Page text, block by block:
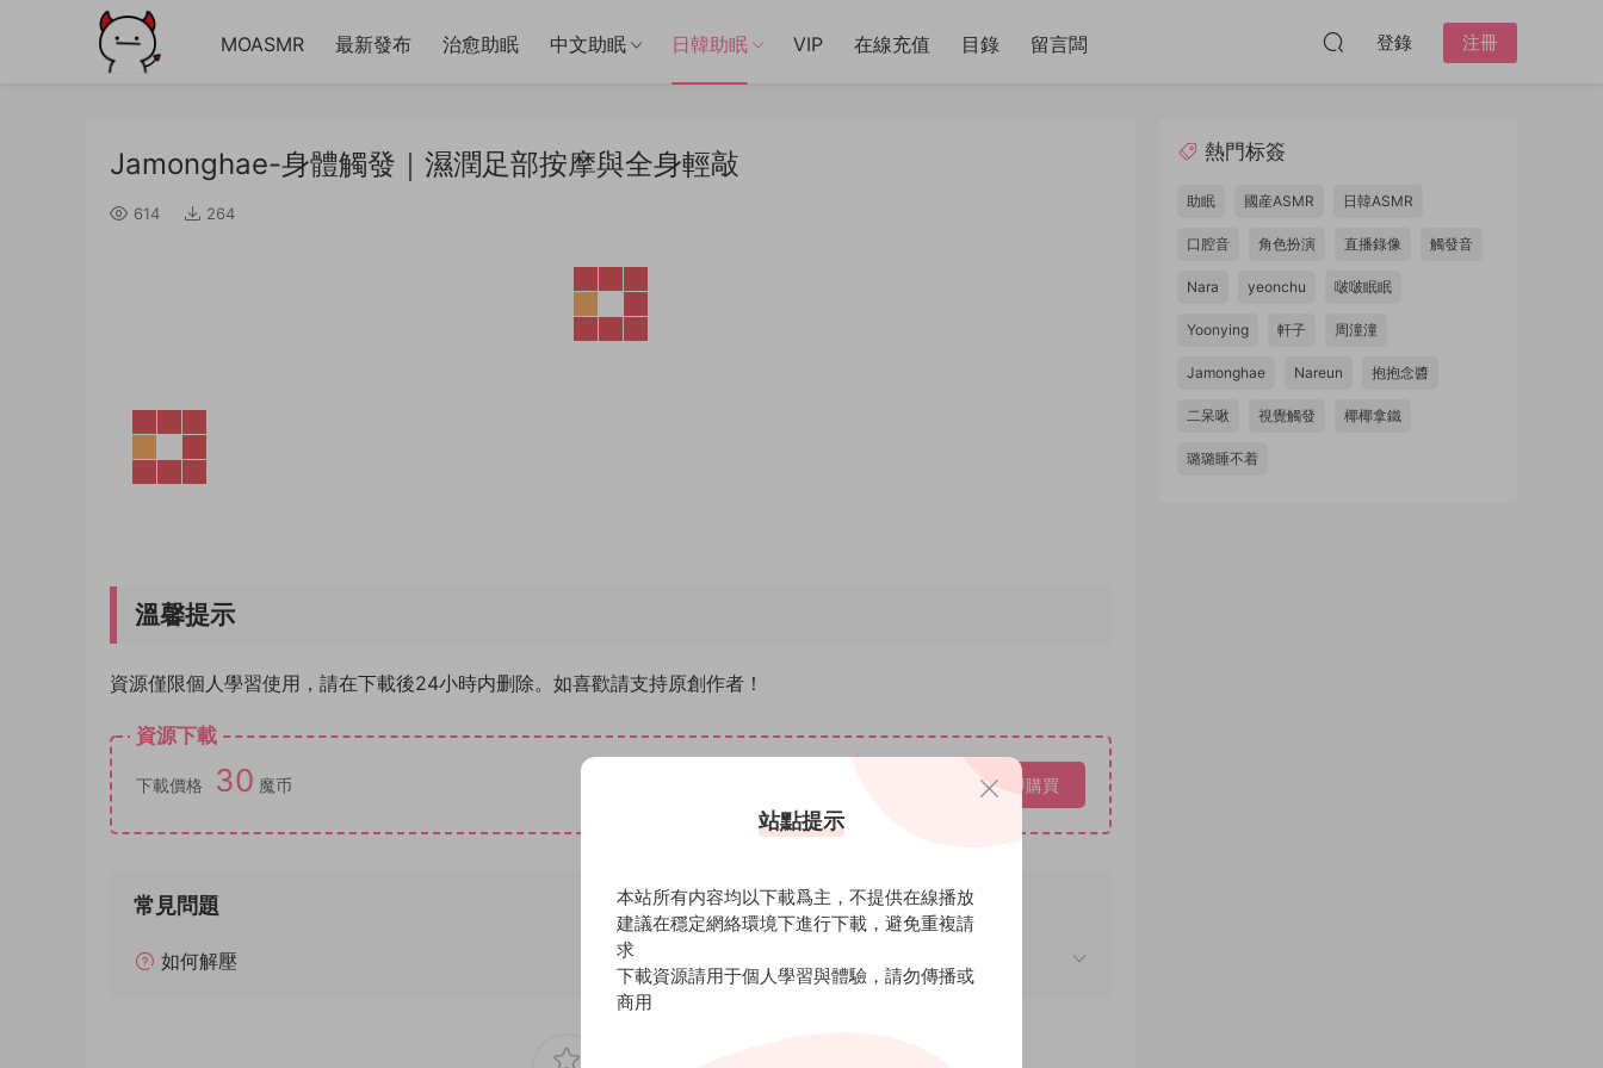
MOASMR 最新發布 治愈助眠 中文助眠 日韓助眠 VIP 在線充值 目錄 留言闆 登錄 注冊
Jamonghae-身體觸發｜濕潤足部按摩與全身輕敲
614 264
溫馨提示
資源僅限個人學習使用，請在下載後24小時内删除。如喜歡請支持原創作者！
資源下載
下載價格 30 魔币 立即購買
常見問題
如何解壓
熱門标簽
助眠 國産ASMR 日韓ASMR
口腔音 角色扮演 直播錄像 觸發音
Nara yeonchu 啵啵眠眠
Yoonying 軒子 周潼潼
Jamonghae Nareun 抱抱念醬
二呆啾 視覺觸發 椰椰拿鐵
璐璐睡不着
站點提示
本站所有内容均以下載爲主，不提供在線播放
建議在穩定網絡環境下進行下載，避免重複請
求
下載資源請用于個人學習與體驗，請勿傳播或
商用